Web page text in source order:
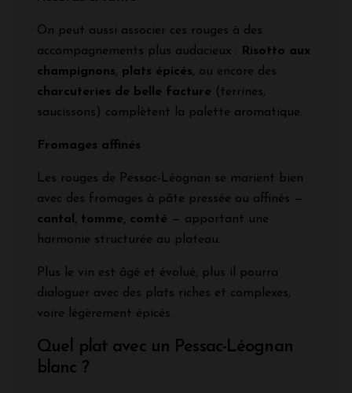
On peut aussi associer ces rouges à des
accompagnements plus audacieux :
Risotto aux
champignons, plats épicés, ou encore des
charcuteries de belle facture (terrines,
saucissons) complètent la palette aromatique.
Fromages affinés
Les rouges de Pessac-Léognan se marient bien
avec des fromages à pâte pressée ou affinés —
cantal, tomme, comté — apportant une
harmonie structurée au plateau.
Plus le vin est âgé et évolué, plus il pourra
dialoguer avec des plats riches et complexes,
voire légèrement épicés.
Quel plat avec un Pessac-Léognan
blanc ?